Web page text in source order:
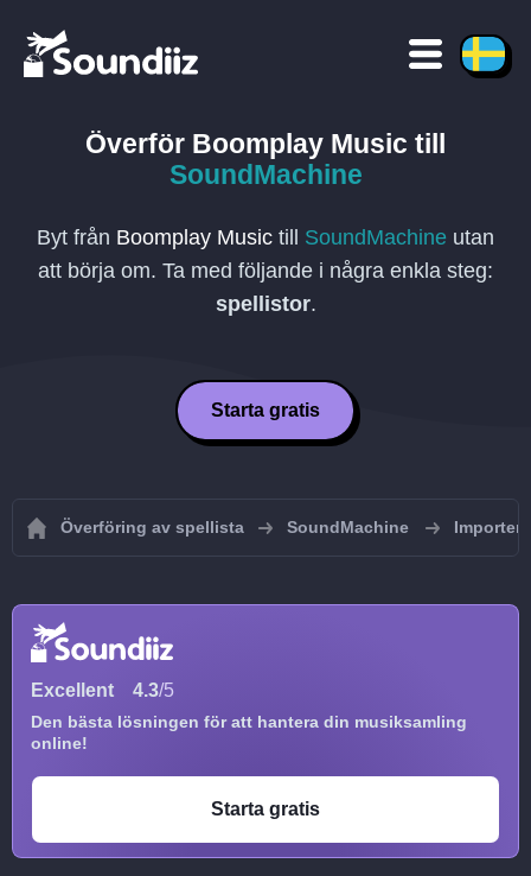
Överför Boomplay Music till
SoundMachine
Byt från Boomplay Music till SoundMachine utan
att börja om. Ta med följande i några enkla steg:
spellistor.
Starta gratis
Överföring av spellista SoundMachine
Excellent 4.3/5
Den bästa lösningen för att hantera din musiksamling
online!
Starta gratis